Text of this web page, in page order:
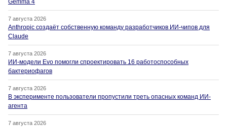
7 августа 2026
Anthropic создаёт собственную команду разработчиков ИИ-чипов для
Claude
7 августа 2026
ИИ-модели Evo помогли спроектировать 16 работоспособных
бактериофагов
7 августа 2026
В эксперименте пользователи пропустили треть опасных команд ИИ-
агента
7 августа 2026